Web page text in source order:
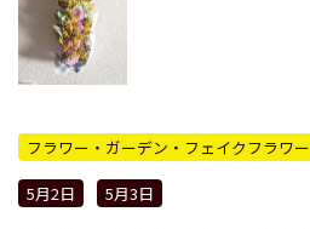
フラワー・ガーデン・フェイクフラワー
5月2日
5月3日